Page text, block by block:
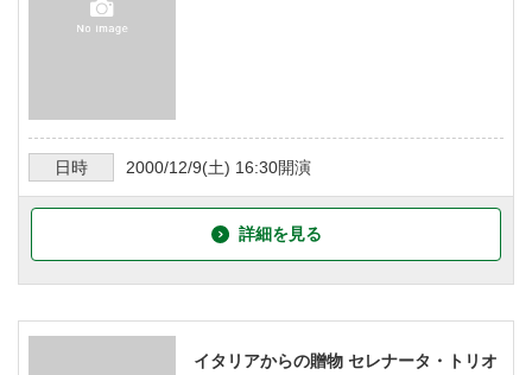
日時 2000/12/9(土) 16:30開演
詳細を見る
イタリアからの贈物 セレナータ・トリオ